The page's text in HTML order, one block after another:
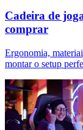
Cadeira de
comprar
Ergonomia,
montar o setup